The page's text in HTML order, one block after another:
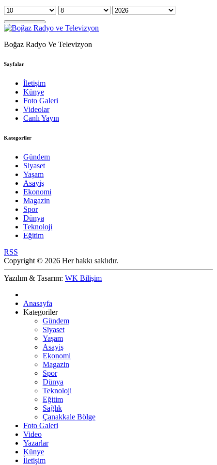
Boğaz Radyo Ve Televizyon
Sayfalar
İletişim
Künye
Foto Galeri
Videolar
Canlı Yayın
Kategoriler
Gündem
Siyaset
Yaşam
Asayiş
Ekonomi
Magazin
Spor
Dünya
Teknoloji
Eğitim
RSS
Copyright © 2026 Her hakkı saklıdır.
Yazılım & Tasarım: WK Bilişim
Anasayfa
Kategoriler
Gündem
Siyaset
Yaşam
Asayiş
Ekonomi
Magazin
Spor
Dünya
Teknoloji
Eğitim
Sağlık
Çanakkale Bölge
Foto Galeri
Video
Yazarlar
Künye
İletişim